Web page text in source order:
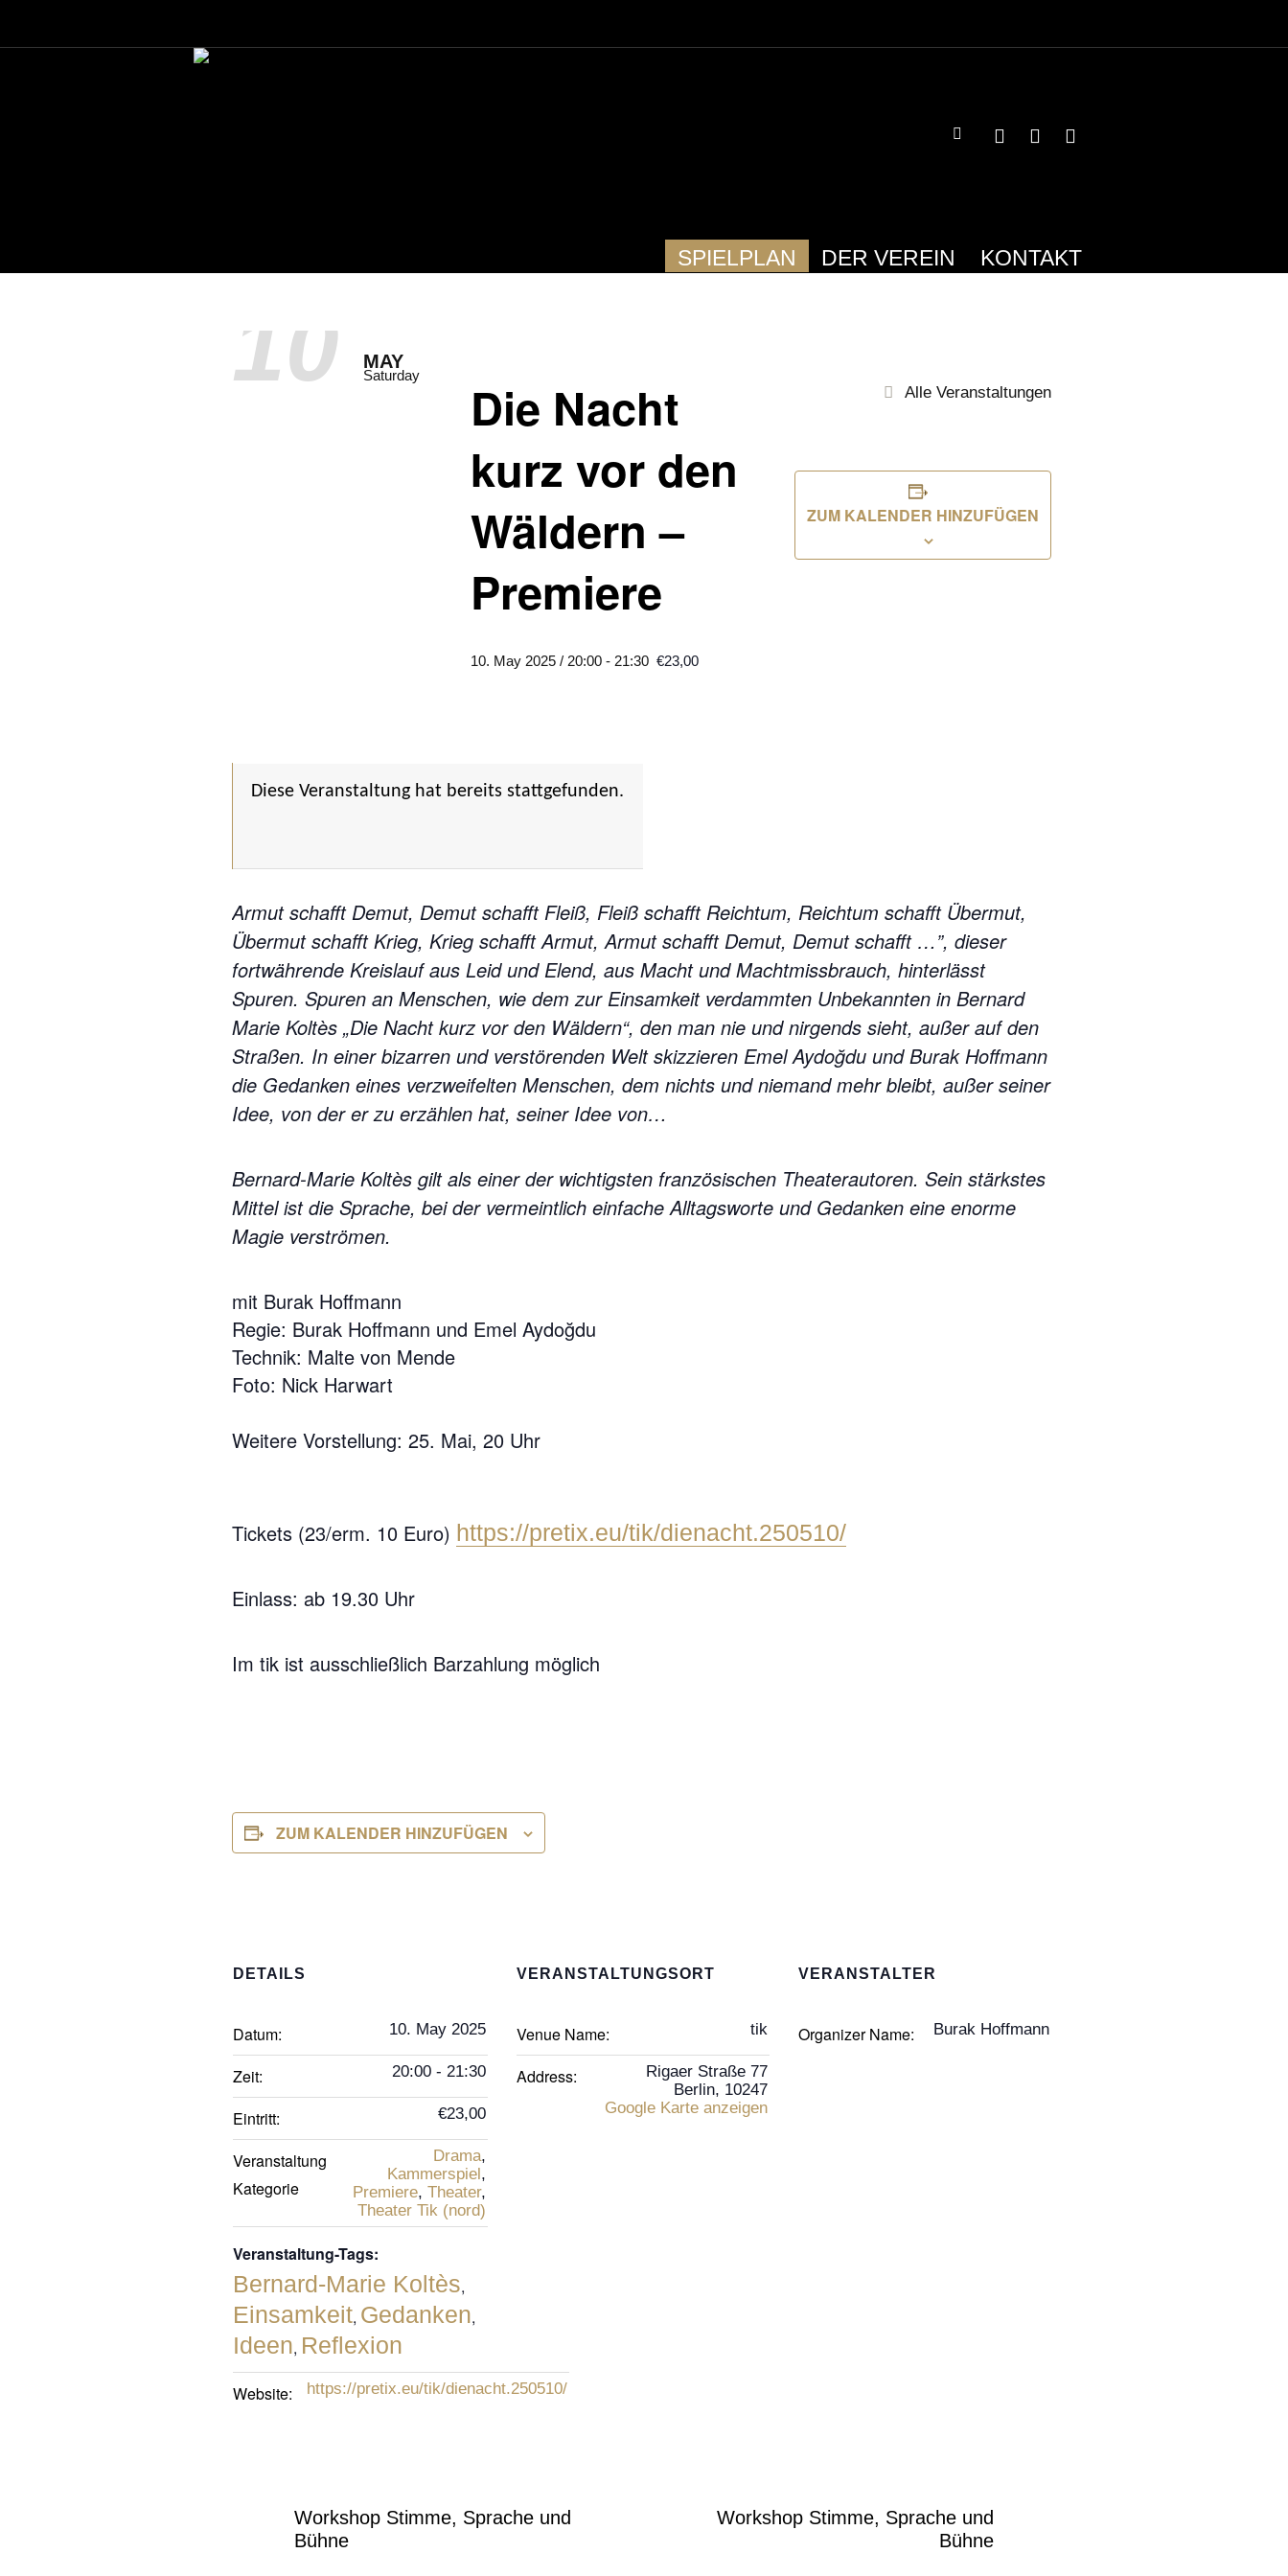
SPIELPLAN DER VEREIN KONTAKT
10 MAY
Saturday
Die Nacht
kurz vor den
Wäldern –
Premiere
10. May 2025 / 20:00 - 21:30 €23,00
Alle Veranstaltungen
ZUM KALENDER HINZUFÜGEN
Diese Veranstaltung hat bereits stattgefunden.
Armut schafft Demut, Demut schafft Fleiß, Fleiß schafft Reichtum, Reichtum schafft Übermut,
Übermut schafft Krieg, Krieg schafft Armut, Armut schafft Demut, Demut schafft …”, dieser
fortwährende Kreislauf aus Leid und Elend, aus Macht und Machtmissbrauch, hinterlässt
Spuren. Spuren an Menschen, wie dem zur Einsamkeit verdammten Unbekannten in Bernard
Marie Koltès „Die Nacht kurz vor den Wäldern“, den man nie und nirgends sieht, außer auf den
Straßen. In einer bizarren und verstörenden Welt skizzieren Emel Aydoğdu und Burak Hoffmann
die Gedanken eines verzweifelten Menschen, dem nichts und niemand mehr bleibt, außer seiner
Idee, von der er zu erzählen hat, seiner Idee von…
Bernard-Marie Koltès gilt als einer der wichtigsten französischen Theaterautoren. Sein stärkstes
Mittel ist die Sprache, bei der vermeintlich einfache Alltagsworte und Gedanken eine enorme
Magie verströmen.
mit Burak Hoffmann
Regie: Burak Hoffmann und Emel Aydoğdu
Technik: Malte von Mende
Foto: Nick Harwart
Weitere Vorstellung: 25. Mai, 20 Uhr
Tickets (23/erm. 10 Euro) https://pretix.eu/tik/dienacht.250510/
Einlass: ab 19.30 Uhr
Im tik ist ausschließlich Barzahlung möglich
ZUM KALENDER HINZUFÜGEN
DETAILS
Datum: 10. May 2025
Zeit: 20:00 - 21:30
Eintritt: €23,00
Veranstaltung
Kategorie
Drama,
Kammerspiel,
Premiere, Theater,
Theater Tik (nord)
Veranstaltung-Tags:
Bernard-Marie Koltès,
Einsamkeit, Gedanken,
Ideen, Reflexion
Website: https://pretix.eu/tik/dienacht.250510/
VERANSTALTUNGSORT
Venue Name: tik
Address:
Rigaer Straße 77
Berlin, 10247
Google Karte anzeigen
VERANSTALTER
Organizer Name: Burak Hoffmann
Workshop Stimme, Sprache und
Bühne
Workshop Stimme, Sprache und
Bühne